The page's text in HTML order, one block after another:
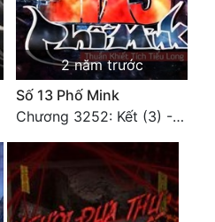
2 năm trước
Số 13 Phố Mink
Chương 3252: Kết (3) - HẾT.